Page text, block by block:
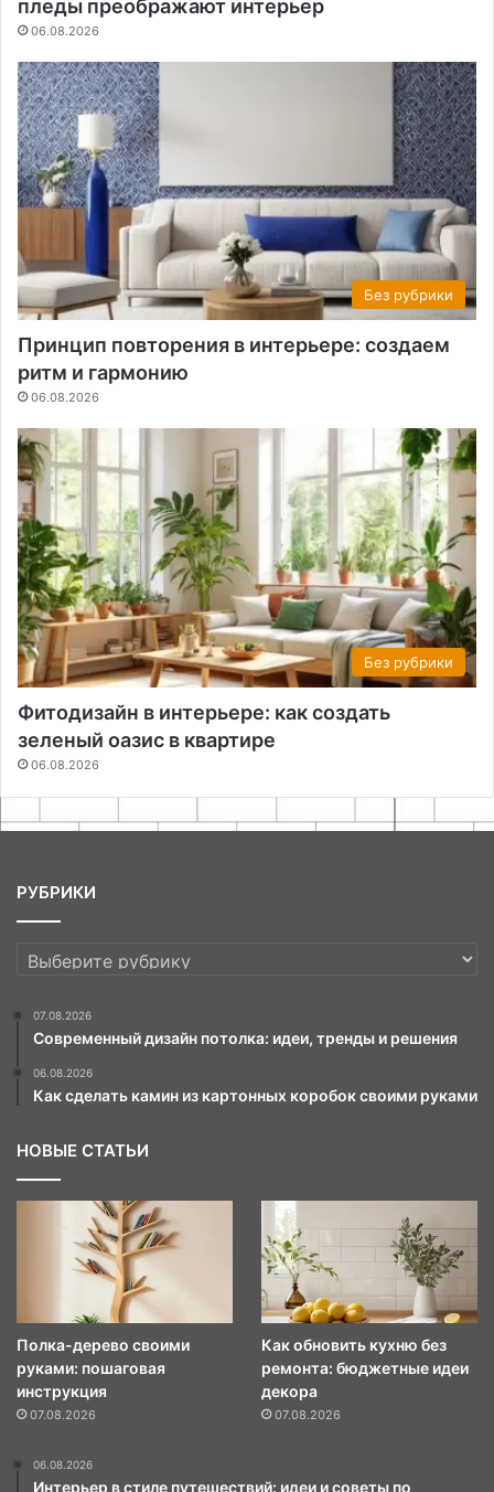
пледы преображают интерьер
06.08.2026
Без рубрики
Принцип повторения в интерьере: создаем
ритм и гармонию
06.08.2026
Без рубрики
Фитодизайн в интерьере: как создать
зеленый оазис в квартире
06.08.2026
РУБРИКИ
РУБРИКИ
07.08.2026
Современный дизайн потолка: идеи, тренды и решения
06.08.2026
Как сделать камин из картонных коробок своими руками
НОВЫЕ СТАТЬИ
Полка-дерево своими
руками: пошаговая
инструкция
07.08.2026
Как обновить кухню без
ремонта: бюджетные идеи
декора
07.08.2026
06.08.2026
Интерьер в стиле путешествий: идеи и советы по